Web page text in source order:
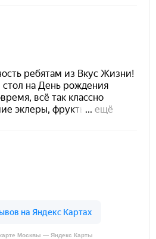
Москвы — Яндекс Карты